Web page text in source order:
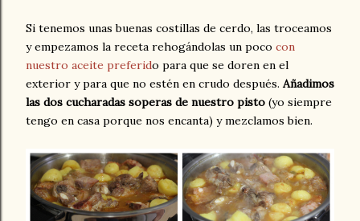
Si tenemos unas buenas costillas de cerdo, las troceamos
y empezamos la receta rehogándolas un poco con
nuestro aceite preferido para que se doren en el
exterior y para que no estén en crudo después. Añadimos
las dos cucharadas soperas de nuestro pisto (yo siempre
tengo en casa porque nos encanta) y mezclamos bien.